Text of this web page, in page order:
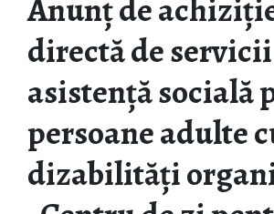
Anunț de
directă de
asistență socială
persoane adulte
dizabilități